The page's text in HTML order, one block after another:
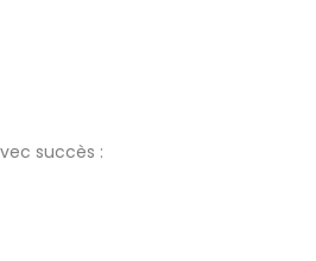
succès :